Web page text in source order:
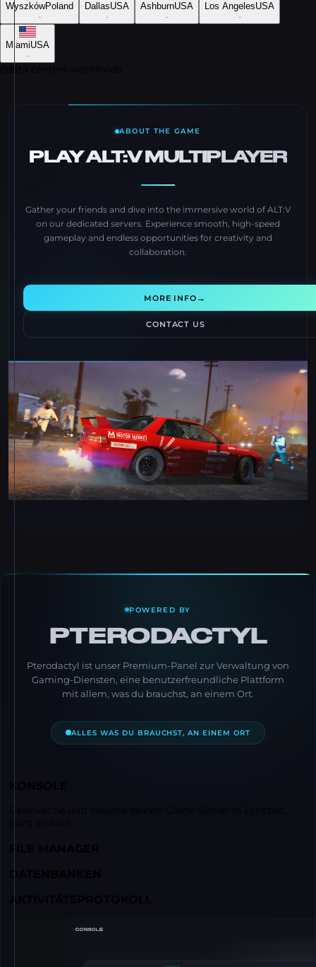
WyszkówPoland
-
DallasUSA
-
AshburnUSA
-
Los AngelesUSA
-
MiamiUSA
-
ABOUT THE GAME
PLAY ALT:V MULTIPLAYER
Gather your friends and dive into the immersive world of ALT:V
on our dedicated servers. Experience smooth, high-speed
gameplay and endless opportunities for creativity and
collaboration.
MORE INFO →
CONTACT US
POWERED BY
PTERODACTYL
Pterodactyl ist unser Premium-Panel zur Verwaltung von
Gaming-Diensten, eine benutzerfreundliche Plattform
mit allem, was du brauchst, an einem Ort.
ALLES WAS DU BRAUCHST, AN EINEM ORT